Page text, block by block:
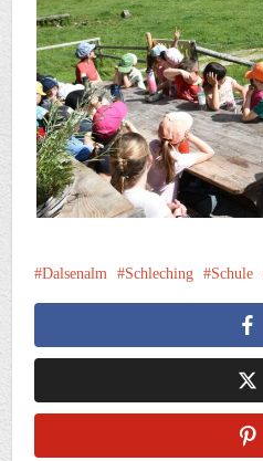
Dalsenalm Schleching Schule